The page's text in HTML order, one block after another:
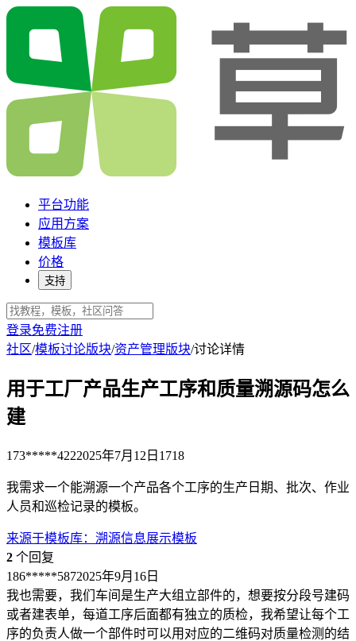
平台功能
应用方案
模板库
价格
支持
登录免费注册
社区/模板讨论版块/资产管理版块/讨论详情
用于工厂产品生产工序和质量溯源码怎么
建
173*****4222025年7月12日 1718
我需求一个能溯源一个产品各个工序的生产日期、批次、作业
人员和巡检记录的模板。
来源于模板库： 溯源信息展示模板
2 个回复
186*****5872025年9月16日
我也需要，我们车间是生产大组立部件的，想要按分段号建码
或者建表单，每道工序后面都有独立的质检，我希望让每个工
序的负责人做一个部件时可以用对应的二维码对质量检测的结